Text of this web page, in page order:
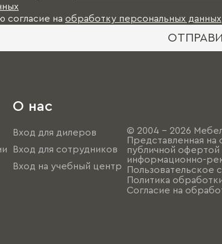
согласие на обработку персональных данных
О нас
Вход для дилеров
Вход для сотрудников
Вход на учебный центр
© 2004 - 2026
Представленная на
публичной офертой
информационно-
Пользовательское
Политика
Согласие на